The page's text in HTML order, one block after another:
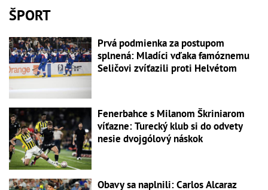
ŠPORT
Prvá podmienka za postupom
splnená: Mladíci vďaka famóznemu
Seličovi zvíťazili proti Helvétom
Fenerbahce s Milanom Škriniarom
víťazne: Turecký klub si do odvety
nesie dvojgólový náskok
Obavy sa naplnili: Carlos Alcaraz